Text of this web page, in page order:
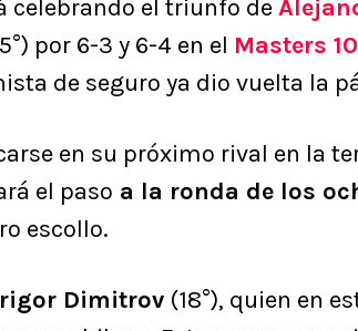
celebrando el triunfo de
por 6-3 y 6-4 en el Masters
de seguro ya dio vuelta la
en su próximo rival en la
el paso a la ronda de los
escollo.
Dimitrov (18°), quien en